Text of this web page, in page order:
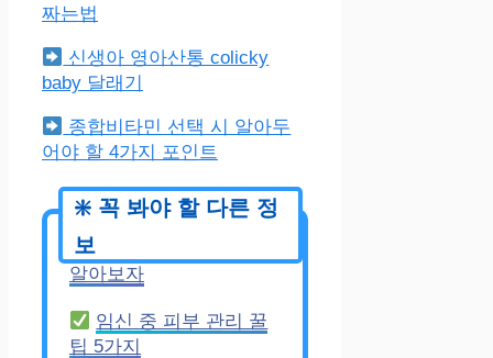
짜는법
신생아 영아산통 colicky
baby 달래기
종합비타민 선택 시 알아두
어야 할 4가지 포인트
알아보자
임신 중 피부 관리 꿀
팁 5가지